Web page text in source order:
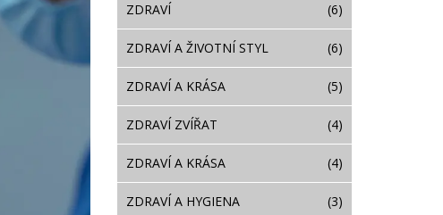
ZDRAVÍ (6)
ZDRAVÍ A ŽIVOTNÍ STYL (6)
ZDRAVÍ A KRÁSA (5)
ZDRAVÍ ZVÍŘAT (4)
ZDRAVÍ A KRÁSA (4)
ZDRAVÍ A HYGIENA (3)